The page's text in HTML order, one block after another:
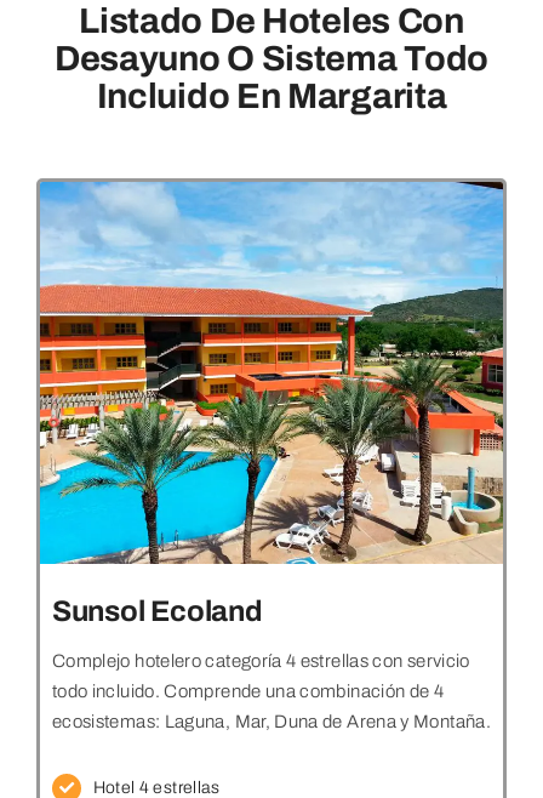
Listado De Hoteles Con
Desayuno O Sistema Todo
Incluido En Margarita
Sunsol Ecoland
Complejo hotelero categoría 4 estrellas con servicio
todo incluido. Comprende una combinación de 4
ecosistemas: Laguna, Mar, Duna de Arena y Montaña.
Hotel 4 estrellas